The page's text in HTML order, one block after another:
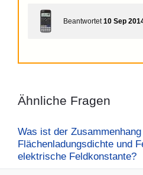
Beantwortet 10 Sep
Ähnliche Fragen
Was ist der
Flächenladungsdichte und
elektrische Feldkonstante?